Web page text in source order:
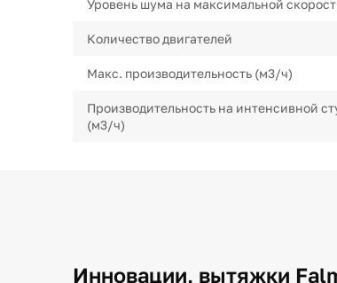
Уровень шума на максимальной
Количество двигателей
Макс. производительность (м3/ч)
Производительность на интенсивной
(м3/ч)
Инновации, вытяжки